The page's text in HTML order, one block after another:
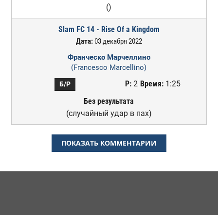
()
Slam FC 14 - Rise Of a Kingdom
Дата:03 декабря 2022
Франческо Марчеллино
(Francesco Marcellino)
Б/Р Р:2 Время:1:25
Без результата
(случайный удар в пах)
ПОКАЗАТЬ КОММЕНТАРИИ